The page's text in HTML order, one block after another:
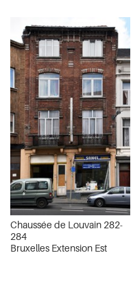
Chaussée de Louvain 282-
284
Bruxelles Extension Est